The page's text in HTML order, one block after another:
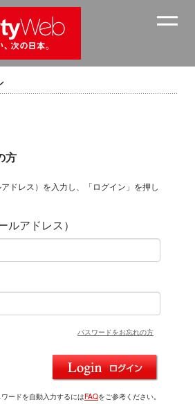
方
ドレス）を入力し、「ログイン」を押し
ルアドレス）
パスワードをお忘れの方
ードを自動入力するにはFAQをご参考ください。